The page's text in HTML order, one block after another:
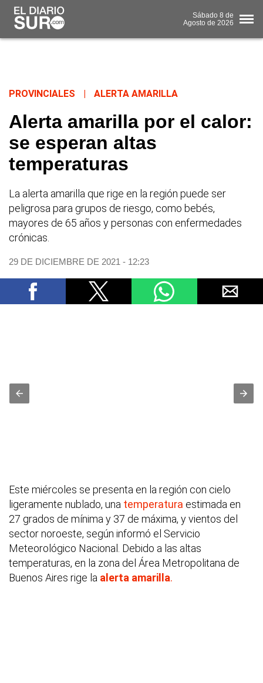
Sábado 8 de
Agosto de 2026
PROVINCIALES ALERTA AMARILLA
Alerta amarilla por el calor:
se esperan altas
temperaturas
La alerta amarilla que rige en la región puede ser
peligrosa para grupos de riesgo, como bebés,
mayores de 65 años y personas con enfermedades
crónicas.
29 DE DICIEMBRE DE 2021 - 12:23
Este miércoles se presenta en la región con cielo
ligeramente nublado, una temperatura estimada en
27 grados de mínima y 37 de máxima, y vientos del
sector noroeste, según informó el Servicio
Meteorológico Nacional. Debido a las altas
temperaturas, en la zona del Área Metropolitana de
Buenos Aires rige la alerta amarilla.